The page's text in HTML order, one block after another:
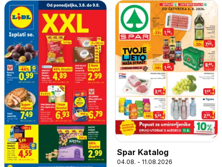
Spar Katalog
04.08. - 11.08.2026